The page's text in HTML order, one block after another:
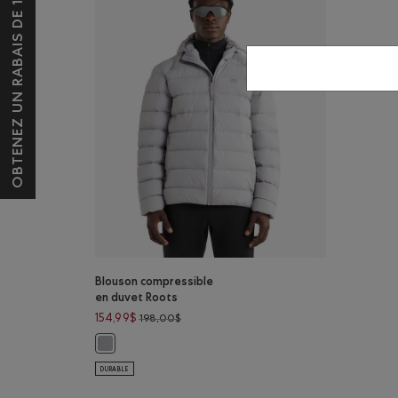
Blouson compressible
en duvet Roots
154,99$ 198,00$Prix réduit de 198,00$ à 154,99$
DURABLE
OBTENEZ UN RABAIS DE 10 $*